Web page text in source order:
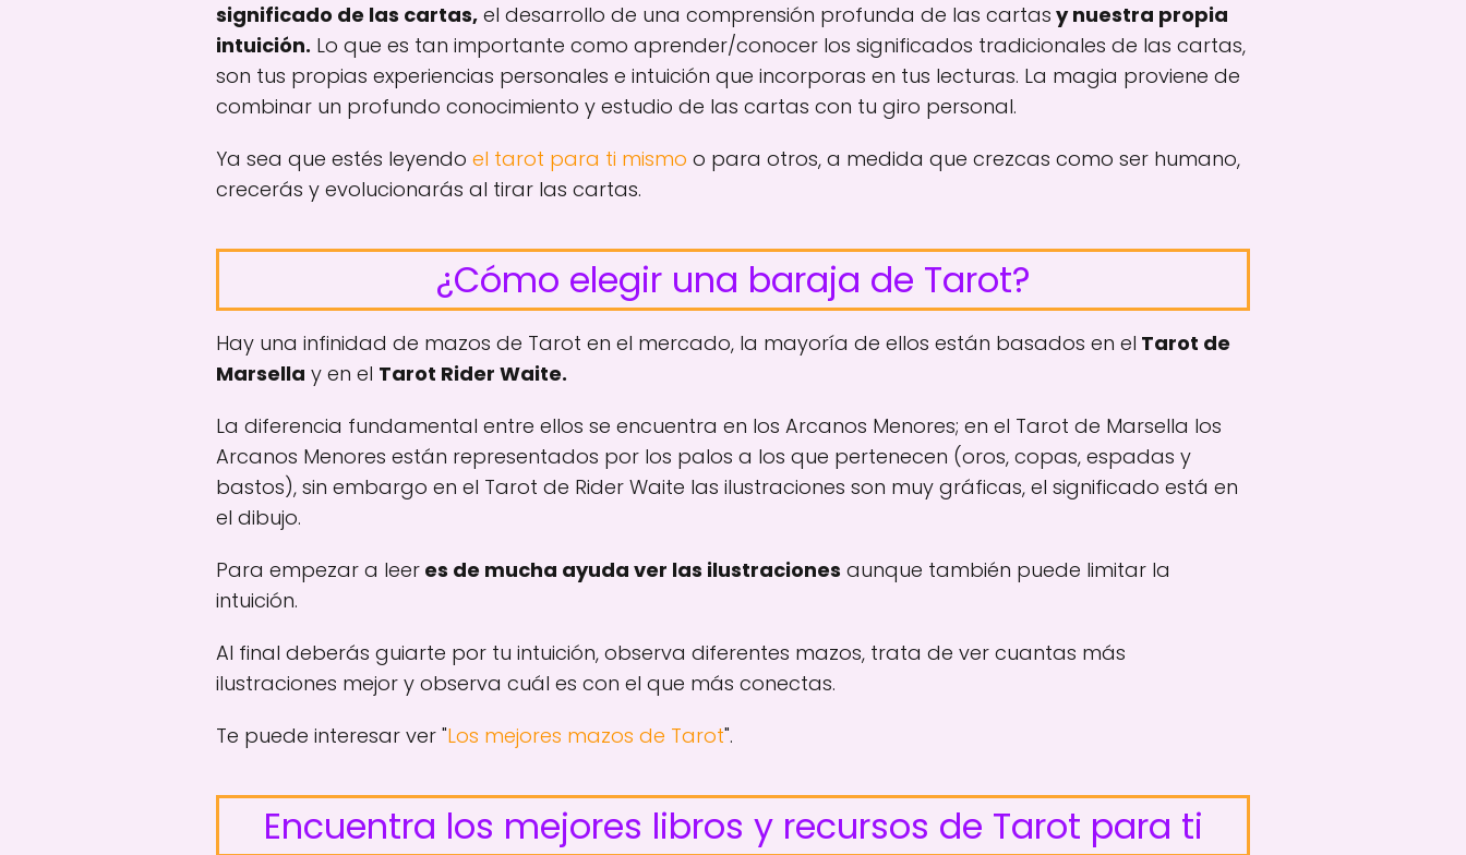
significado de las cartas, el desarrollo de una comprensión profunda de las cartas y nuestra propia
intuición. Lo que es tan importante como aprender/conocer los significados tradicionales de las cartas,
son tus propias experiencias personales e intuición que incorporas en tus lecturas. La magia proviene de
combinar un profundo conocimiento y estudio de las cartas con tu giro personal.
Ya sea que estés leyendo el tarot para ti mismo o para otros, a medida que crezcas como ser humano,
crecerás y evolucionarás al tirar las cartas.
¿Cómo elegir una baraja de Tarot?
Hay una infinidad de mazos de Tarot en el mercado, la mayoría de ellos están basados en el Tarot de
Marsella y en el Tarot Rider Waite.
La diferencia fundamental entre ellos se encuentra en los Arcanos Menores; en el Tarot de Marsella los
Arcanos Menores están representados por los palos a los que pertenecen (oros, copas, espadas y
bastos), sin embargo en el Tarot de Rider Waite las ilustraciones son muy gráficas, el significado está en
el dibujo.
Para empezar a leer es de mucha ayuda ver las ilustraciones aunque también puede limitar la
intuición.
Al final deberás guiarte por tu intuición, observa diferentes mazos, trata de ver cuantas más
ilustraciones mejor y observa cuál es con el que más conectas.
Te puede interesar ver "Los mejores mazos de Tarot".
Encuentra los mejores libros y recursos de Tarot para ti